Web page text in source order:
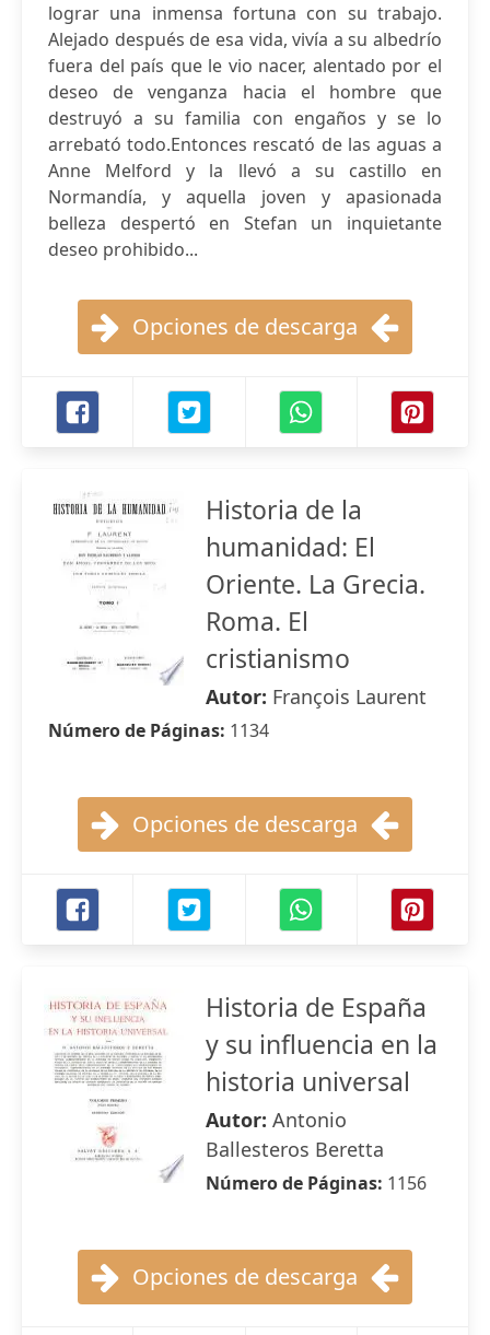
lograr una inmensa fortuna con su trabajo.
Alejado después de esa vida, vivía a su albedrío
fuera del país que le vio nacer, alentado por el
deseo de venganza hacia el hombre que
destruyó a su familia con engaños y se lo
arrebató todo.Entonces rescató de las aguas a
Anne Melford y la llevó a su castillo en
Normandía, y aquella joven y apasionada
belleza despertó en Stefan un inquietante
deseo prohibido...
Opciones de descarga
Historia de la
humanidad: El
Oriente. La Grecia.
Roma. El
cristianismo
Autor: François Laurent
Número de Páginas: 1134
Opciones de descarga
Historia de España
y su influencia en la
historia universal
Autor: Antonio
Ballesteros Beretta
Número de Páginas: 1156
Opciones de descarga